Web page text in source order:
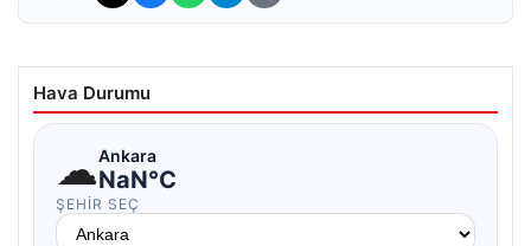
Hava Durumu
☁Ankara
NaN°C
ŞEHIR SEÇ